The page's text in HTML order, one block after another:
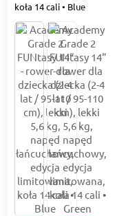
koła 14 cali • Blue